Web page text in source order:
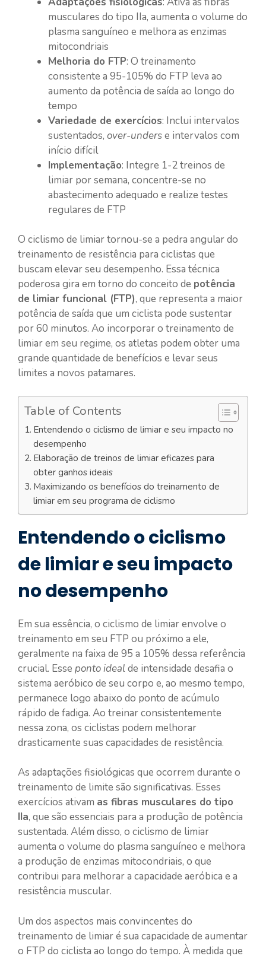
musculares do tipo IIa, aumenta o volume do
plasma sanguíneo e melhora as enzimas
mitocondriais
Melhoria do FTP: O treinamento
consistente a 95-105% do FTP leva ao
aumento da potência de saída ao longo do
tempo
Variedade de exercícios: Inclui intervalos
sustentados, over-underse intervalos com
início difícil
Implementação: Integre 1-2 treinos de
limiar por semana, concentre-se no
abastecimento adequado e realize testes
regulares de FTP
O ciclismo de limiar tornou-se a pedra angular do
treinamento de resistência para ciclistas que
buscam elevar seu desempenho. Essa técnica
poderosa gira em torno do conceito de potência
de limiar funcional (FTP), que representa a maior
potência de saída que um ciclista pode sustentar
por 60 minutos. Ao incorporar o treinamento de
limiar em seu regime, os atletas podem obter uma
grande quantidade de benefícios e levar seus
limites a novos patamares.
Table of Contents
Entendendo o ciclismo de limiar e seu impacto no
desempenho
Elaboração de treinos de limiar eficazes para
obter ganhos ideais
Maximizando os benefícios do treinamento de
limiar em seu programa de ciclismo
Entendendo o ciclismo
de limiar e seu impacto
no desempenho
Em sua essência, o ciclismo de limiar envolve o
treinamento em seu FTP ou próximo a ele,
geralmente na faixa de 95 a 105% dessa referência
crucial. Esse ponto idealde intensidade desafia o
sistema aeróbico de seu corpo e, ao mesmo tempo,
permanece logo abaixo do ponto de acúmulo
rápido de fadiga. Ao treinar consistentemente
nessa zona, os ciclistas podem melhorar
drasticamente suas capacidades de resistência.
As adaptações fisiológicas que ocorrem durante o
treinamento de limite são significativas. Esses
exercícios ativam as fibras musculares do tipo
IIa, que são essenciais para a produção de potência
sustentada. Além disso, o ciclismo de limiar
aumenta o volume do plasma sanguíneo e melhora
a produção de enzimas mitocondriais, o que
contribui para melhorar a capacidade aeróbica e a
resistência muscular.
Um dos aspectos mais convincentes do
treinamento de limiar é sua capacidade de aumentar
o FTP do ciclista ao longo do tempo. À medida que